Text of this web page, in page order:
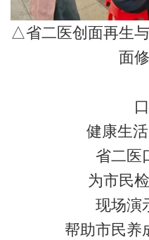
△省二医创面再生
面
健康生
省二医
为市民
现场演
帮助市民养